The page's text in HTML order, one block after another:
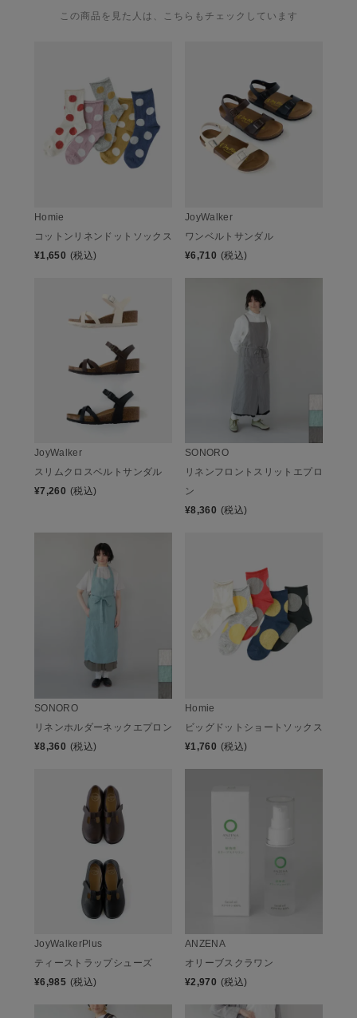
この商品を見た人は、こちらもチェックしています
Homie
コットンリネンドットソックス
¥1,650 (税込)
JoyWalker
ワンベルトサンダル
¥6,710 (税込)
JoyWalker
スリムクロスベルトサンダル
¥7,260 (税込)
SONORO
リネンフロントスリットエプロ
ン
¥8,360 (税込)
SONORO
リネンホルダーネックエプロン
¥8,360 (税込)
Homie
ビッグドットショートソックス
¥1,760 (税込)
JoyWalkerPlus
ティーストラップシューズ
¥6,985 (税込)
ANZENA
オリーブスクラワン
¥2,970 (税込)